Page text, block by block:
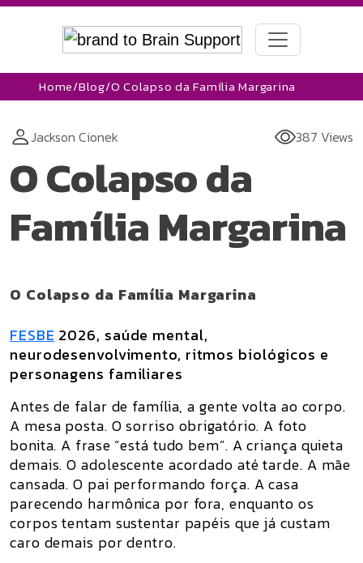
Home/Blog/O Colapso da Família Margarina
Jackson Cionek 387 Views
O Colapso da
Família Margarina
O Colapso da Família Margarina
FESBE 2026, saúde mental,
neurodesenvolvimento, ritmos biológicos e
personagens familiares
Antes de falar de família, a gente volta ao corpo.
A mesa posta. O sorriso obrigatório. A foto
bonita. A frase “está tudo bem”. A criança quieta
demais. O adolescente acordado até tarde. A mãe
cansada. O pai performando força. A casa
parecendo harmônica por fora, enquanto os
corpos tentam sustentar papéis que já custam
caro demais por dentro.